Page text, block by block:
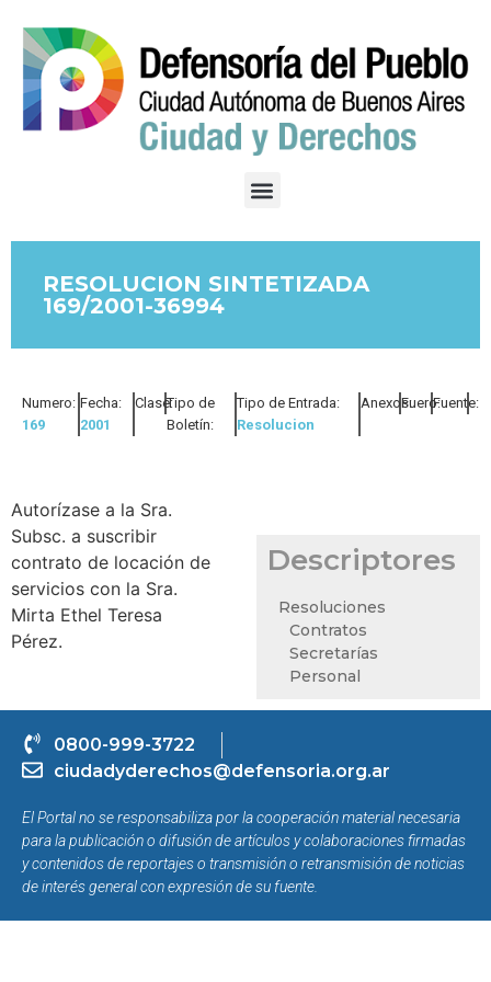
RESOLUCION SINTETIZADA
169/2001-36994
Numero:
169
Fecha:
2001
Clase:Tipo de
Boletín:
Tipo de Entrada:
Resolucion
Anexos:Fuero:Fuente:
Autorízase a la Sra.
Subsc. a suscribir
contrato de locación de
servicios con la Sra.
Mirta Ethel Teresa
Pérez.
Descriptores
Resoluciones
Contratos
Secretarías
Personal
0800-999-3722
ciudadyderechos@defensoria.org.ar
El Portal no se responsabiliza por la cooperación material necesaria
para la publicación o difusión de artículos y colaboraciones firmadas
y contenidos de reportajes o transmisión o retransmisión de noticias
de interés general con expresión de su fuente.